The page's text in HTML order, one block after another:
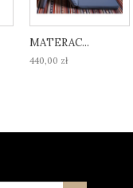
MATERAC...
440,00 zł